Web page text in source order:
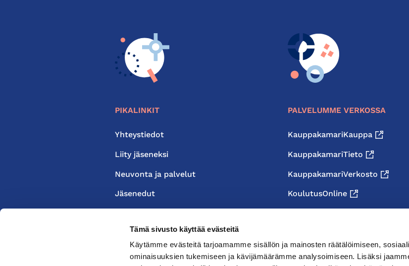
Tämä sivusto käyttää evästeitä
Käytämme evästeitä tarjoamamme sisällön ja mainosten räätälöimiseen,
ominaisuuksien tukemiseen ja kävijämäärämme analysoimiseen. Lisäksi
PIKALINKIT
Yhteystiedot
Liity jäseneksi
Neuvonta ja palvelut
Jäsenedut
PALVELUMME VERKOSSA
KauppakamariKauppa
KauppakamariTieto
KauppakamariVerkosto
KoulutusOnline